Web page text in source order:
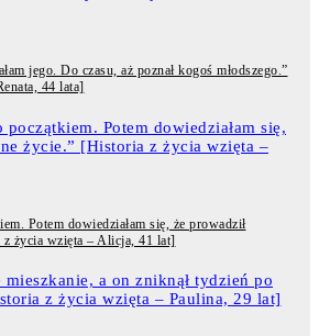
jego. Do czasu, aż poznał kogoś młodszego.”
44 lata]
Potem dowiedziałam się, że prowadził
życia wzięta – Alicja, 41 lat]